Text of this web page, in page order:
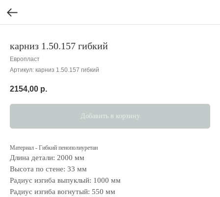
карниз 1.50.157 гибкий
Европласт
Артикул: карниз 1.50.157 гибкий
2154,00 р.
Добавить в корзину
Материал - Гибкий пенополиуретан
Длина детали: 2000 мм
Высота по стене: 33 мм
Радиус изгиба выпуклый: 1000 мм
Радиус изгиба вогнутый: 550 мм